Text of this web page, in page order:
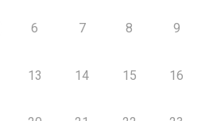
6 7 8 9
13 14 15 16